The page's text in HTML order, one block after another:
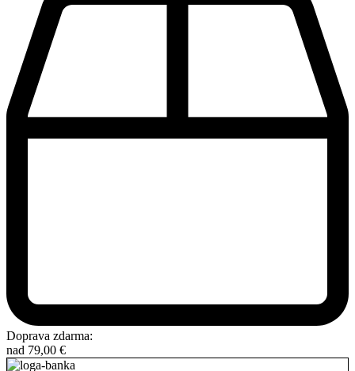
Doprava zdarma:
nad 79,00 €